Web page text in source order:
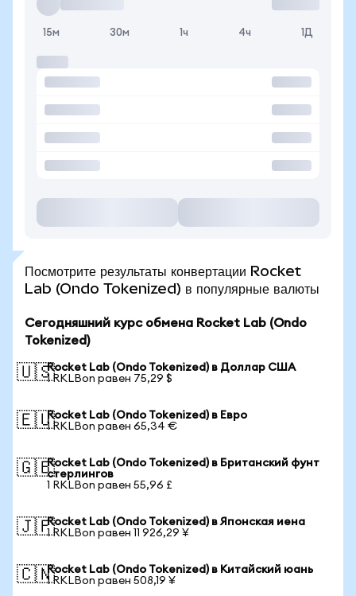
15м 30м 1ч 4ч 1Д
Посмотрите результаты конвертации Rocket
Lab (Ondo Tokenized) в популярные валюты
Сегодняшний курс обмена Rocket Lab (Ondo
Tokenized)
🇺🇸Rocket Lab (Ondo Tokenized) в Доллар США
1 RKLBon равен 75,29 $
🇪🇺Rocket Lab (Ondo Tokenized) в Евро
1 RKLBon равен 65,34 €
🇬🇧Rocket Lab (Ondo Tokenized) в Британский фунт
стерлингов
1 RKLBon равен 55,96 £
🇯🇵Rocket Lab (Ondo Tokenized) в Японская иена
1 RKLBon равен 11 926,29 ¥
🇨🇳Rocket Lab (Ondo Tokenized) в Китайский юань
1 RKLBon равен 508,19 ¥